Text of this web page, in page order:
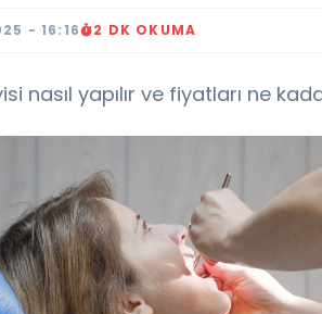
- 16:16 2 DK OKUMA
nasıl yapılır ve fiyatları ne